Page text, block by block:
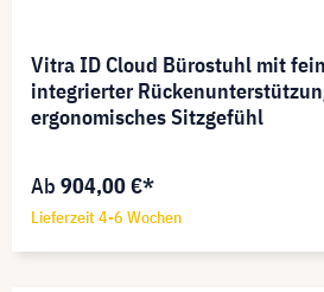
Vitra ID Cloud Bürostuhl mit
integrierter
ergonomisches Sitzgefühl
Ab 904,00 €*
Lieferzeit 4-6 Wochen